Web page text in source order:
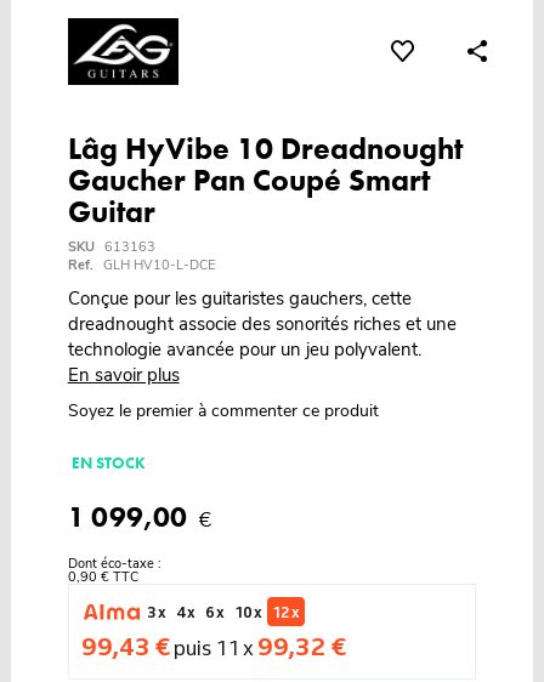
Lâg HyVibe 10 Dreadnought
Gaucher Pan Coupé Smart
Guitar
SKU 613163
Ref. GLH HV10-L-DCE
Conçue pour les guitaristes gauchers, cette
dreadnought associe des sonorités riches et une
technologie avancée pour un jeu polyvalent.
En savoir plus
Soyez le premier à commenter ce produit
EN STOCK
1 099,00 €
Dont éco-taxe :
0,90 € TTC
3 x
4 x 6 x 10 x 12 x
99,43 €puis 11 x99,32 €